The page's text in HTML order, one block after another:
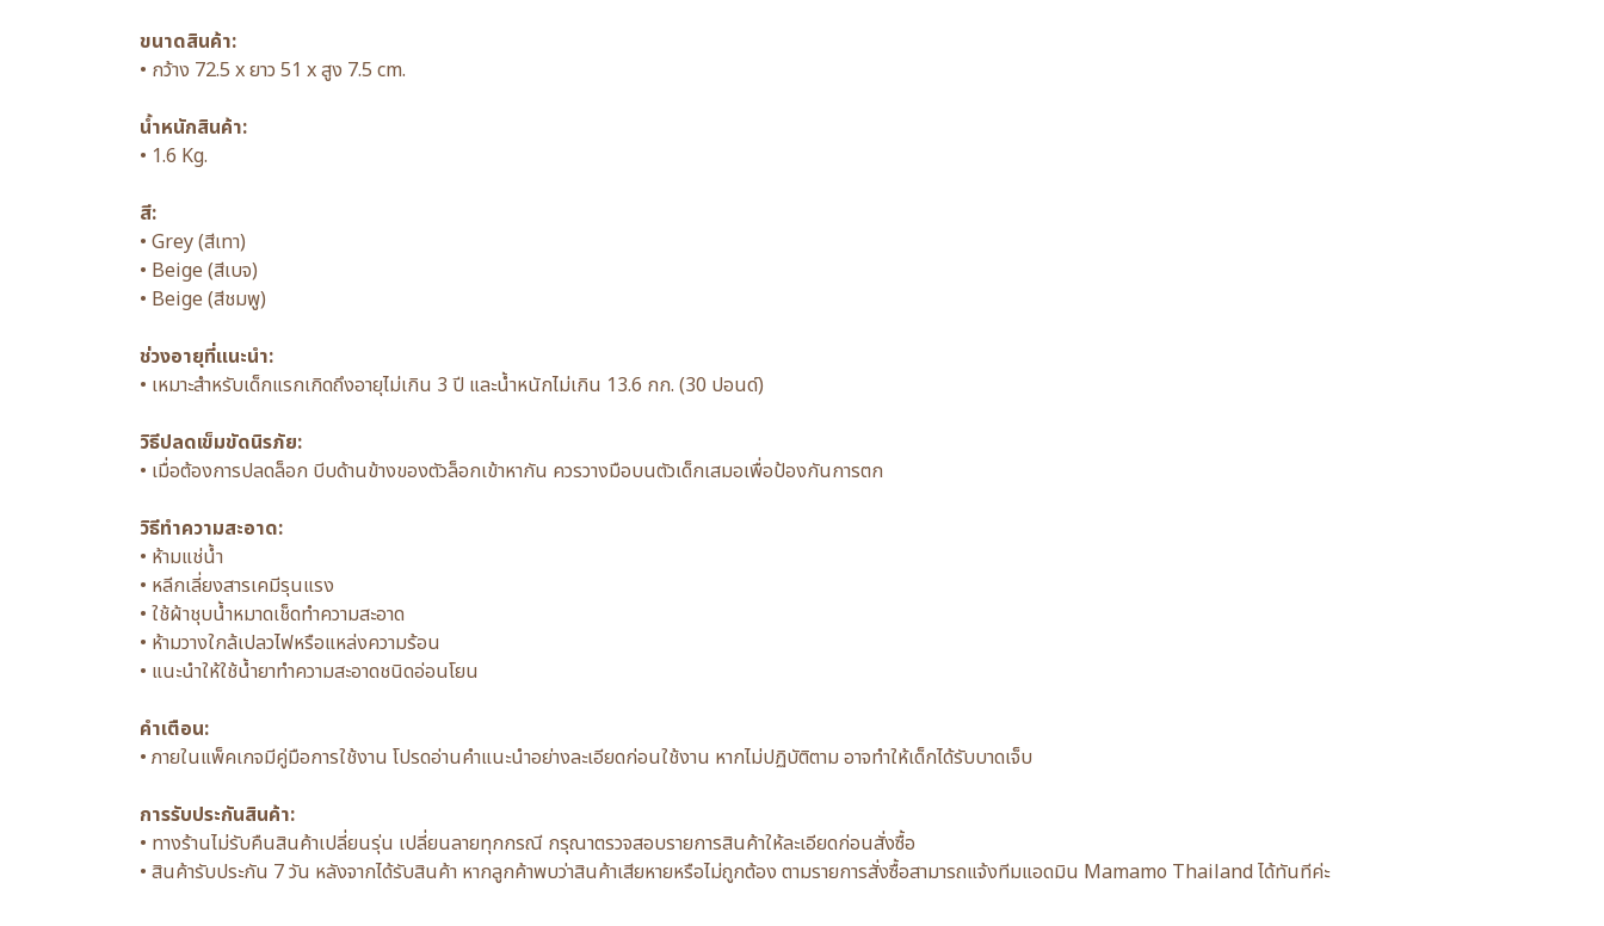
ขนาดสินค้า:
• กว้าง 72.5 x ยาว 51 x สูง 7.5 cm.
น้ำหนักสินค้า:
• 1.6 Kg.
สี:
• Grey (สีเทา)
• Beige (สีเบจ)
• Beige (สีชมพู)
ช่วงอายุที่แนะนำ:
• เหมาะสำหรับเด็กแรกเกิดถึงอายุไม่เกิน 3 ปี และน้ำหนักไม่เกิน 13.6 กก. (30 ปอนด์)
วิธีปลดเข็มขัดนิรภัย:
• เมื่อต้องการปลดล็อก บีบด้านข้างของตัวล็อกเข้าหากัน ควรวางมือบนตัวเด็กเสมอเพื่อป้องกันการตก
วิธีทำความสะอาด:
• ห้ามแช่น้ำ
• หลีกเลี่ยงสารเคมีรุนแรง
• ใช้ผ้าชุบน้ำหมาดเช็ดทำความสะอาด
• ห้ามวางใกล้เปลวไฟหรือแหล่งความร้อน
• แนะนำให้ใช้น้ำยาทำความสะอาดชนิดอ่อนโยน
คำเตือน:
• ภายในแพ็คเกจมีคู่มือการใช้งาน โปรดอ่านคำแนะนำอย่างละเอียดก่อนใช้งาน หากไม่ปฏิบัติตาม อาจทำให้เด็กได้รับบาดเจ็บ
การรับประกันสินค้า:
• ทางร้านไม่รับคืนสินค้าเปลี่ยนรุ่น เปลี่ยนลายทุกกรณี กรุณาตรวจสอบรายการสินค้าให้ละเอียดก่อนสั่งซื้อ
• สินค้ารับประกัน 7 วัน หลังจากได้รับสินค้า หากลูกค้าพบว่าสินค้าเสียหายหรือไม่ถูกต้อง ตามรายการสั่งซื้อสามารถแจ้งทีมแอดมิน Mamamo Thailand ได้ทันทีค่ะ